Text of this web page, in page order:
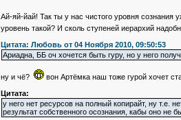
Ай-яй-йай! Так ты у нас чистого уровня
уровень такой? И сколь ступеней иерархий
Цитата: Любовь от 04 Ноября 2010, 09:50:53
Ариадна, ББ оч хочется быть гуру, но у него
ну и чё?
вон Артёмка наш тоже гурой хочет
Цитата:
у него нет ресурсов на полный копирайт, ну т.е.
результат собственного осознания, кабы оно не